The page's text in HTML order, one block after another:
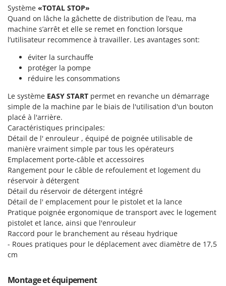
Tondeuses autoportées
Tondeuses débroussailleuses thermiques
Trancheuses
Transpalettes
Treuils de débardage
Tronçonneuses
V
Vêtements de Sécurité
Vibroculteurs à tracteur
Lampacrescia - MGM
Landxcape
LAR Casalinghi
Linea VZ
Lisam
Lotusgrill
M
M.A.I.BO.
Macom
Macte Ovens
Makita
MAMMAMIA
Marcato
Marina Systems
Master
Mastercook
McCulloch
Système «TOTAL STOP»
Quand on lâche la gâchette de distribution de l’eau, ma
machine s’arrêt et elle se remet en fonction lorsque
l’utilisateur recommence à travailler. Les avantages sont:
éviter la surchauffe
protéger la pompe
réduire les consommations
Le système EASY START permet en revanche un démarrage
simple de la machine par le biais de l'utilisation d'un bouton
placé à l'arrière.
Caractéristiques principales:
Détail de l' enrouleur , équipé de poignée utilisable de
manière vraiment simple par tous les opérateurs
Emplacement porte-câble et accessoires
Rangement pour le câble de refoulement et logement du
réservoir à détergent
Détail du réservoir de détergent intégré
Détail de l' emplacement pour le pistolet et la lance
Pratique poignée ergonomique de transport avec le logement
pistolet et lance, ainsi que l'enrouleur
Raccord pour le branchement au réseau hydrique
- Roues pratiques pour le déplacement avec diamètre de 17,5
cm
Montage et équipement